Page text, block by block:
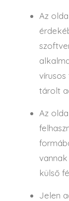
Az
tárolt
Az
külső
Jelen